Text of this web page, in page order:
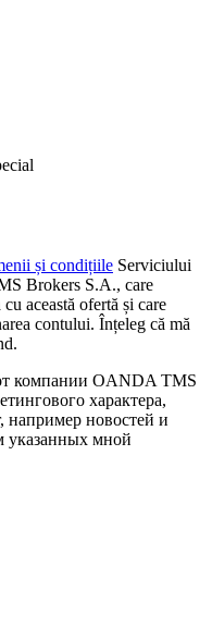
și condițiile Serviciului
Brokers S.A., care
această ofertă și care
contului. Înțeleg că mă
компании OANDA TMS
характера,
например новостей и
указанных мной